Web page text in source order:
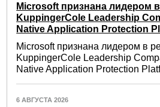
Microsoft признана лидером
KuppingerCole Leadership
Native Application Protection
Microsoft признана лидером в
KuppingerCole Leadership
Native Application Protection
6 АВГУСТА 2026